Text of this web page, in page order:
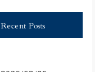
Recent Posts